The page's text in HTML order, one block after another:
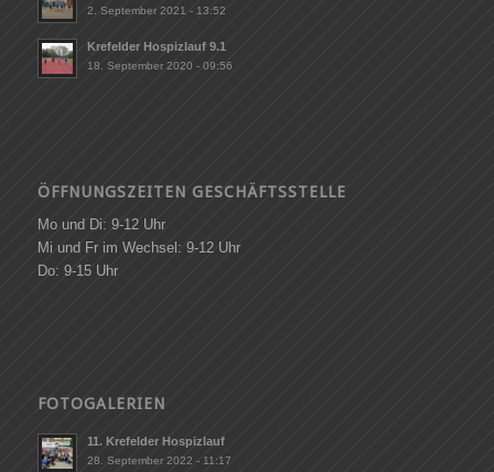
2. September 2021 - 13:52
Krefelder Hospizlauf 9.1
18. September 2020 - 09:56
ÖFFNUNGSZEITEN GESCHÄFTSSTELLE
Mo und Di: 9-12 Uhr
Mi und Fr im Wechsel: 9-12 Uhr
Do: 9-15 Uhr
FOTOGALERIEN
11. Krefelder Hospizlauf
28. September 2022 - 11:17